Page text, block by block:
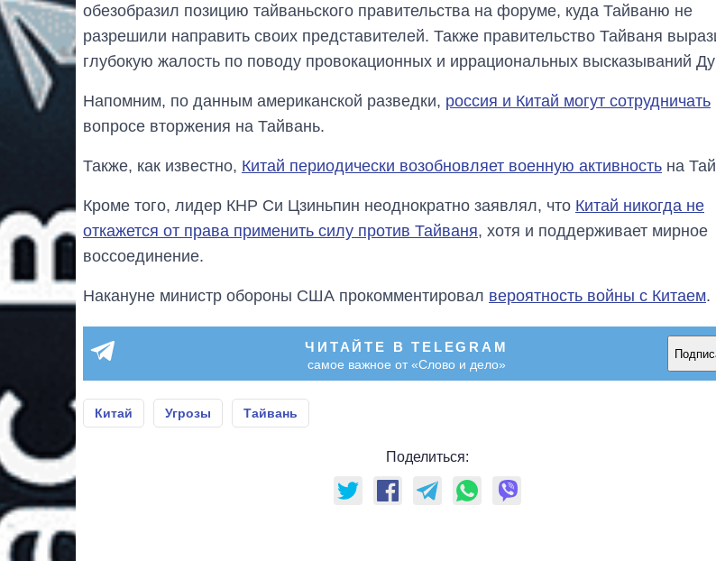
обезобразил позицию тайваньского правительства на форуме, куда Тайваню не
разрешили направить своих представителей. Также правительство Тайваня
глубокую жалость по поводу провокационных и иррациональных высказываний
Напомним, по данным американской разведки, россия и Китай могут сотрудничать
вопросе вторжения на Тайвань.
Также, как известно, Китай периодически возобновляет военную активность на
Кроме того, лидер КНР Си Цзиньпин неоднократно заявлял, что Китай никогда не
откажется от права применить силу против Тайваня, хотя и поддерживает мирное
воссоединение.
Накануне министр обороны США прокомментировал вероятность войны с Китаем.
ЧИТАЙТЕ В TELEGRAM
самое важное от «Слово и дело»
Китай Угрозы Тайвань
Поделиться: